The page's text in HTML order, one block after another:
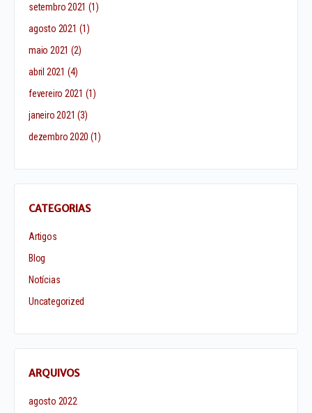
setembro 2021 (1)
agosto 2021 (1)
maio 2021 (2)
abril 2021 (4)
fevereiro 2021 (1)
janeiro 2021 (3)
dezembro 2020 (1)
CATEGORIAS
Artigos
Blog
Notícias
Uncategorized
ARQUIVOS
agosto 2022